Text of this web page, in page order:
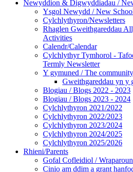
Newyddion & Digwyddiadau /
Ysgol Newydd / New
Cylchlythyron/Newsletters
Rhaglen Gweithgareddau
Activities
Calendr/Calendar
Cylchlythyr Tymhorol -
Termly Newsletter
Y gymuned / The community
Gweithgareddau yn y
Blogiau / Blogs 2022 - 2023
Blogiau / Blogs 2023 - 2024
Cylchlythyron 2021/2022
Cylchlythyron 2022/2023
Cylchlythyron 2023/2024
Cylchlythyron 2024/2025
Cylchlythyron 2025/2026
Rhieni/Parents
Gofal Cofleidiol /
Cinio am ddim a grant